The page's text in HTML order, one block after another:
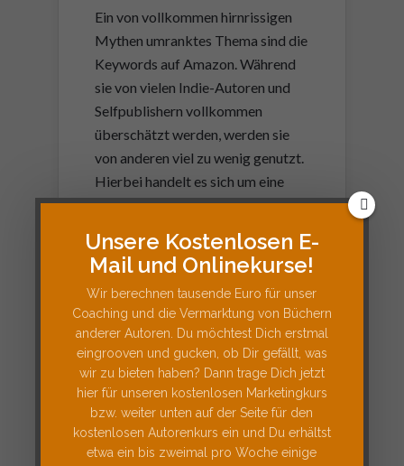
Ein von vollkommen hirnrissigen
Mythen umranktes Thema sind die
Keywords auf Amazon. Während
sie von vielen Indie-Autoren und
Selfpublishern vollkommen
überschätzt werden, werden sie
von anderen viel zu wenig genutzt.
Hierbei handelt es sich um eine
kleine Wissenschaft, für die wir
Videokurs erstellt haben (hier
geht’s zum Kurs). Darüber hinaus
haben wir hierfür einen eigenen
Blogartikel zur Keywordanalyse
auf Amazon erstellt.
Unsere Kostenlosen E-
Mail und Onlinekurse!
Wir berechnen tausende Euro für unser
Coaching und die Vermarktung von Büchern
anderer Autoren. Du möchtest Dich erstmal
eingrooven und gucken, ob Dir gefällt, was
wir zu bieten haben? Dann trage Dich jetzt
hier für unseren kostenlosen Marketingkurs
bzw. weiter unten auf der Seite für den
kostenlosen Autorenkurs ein und Du erhältst
etwa ein bis zweimal pro Woche einige